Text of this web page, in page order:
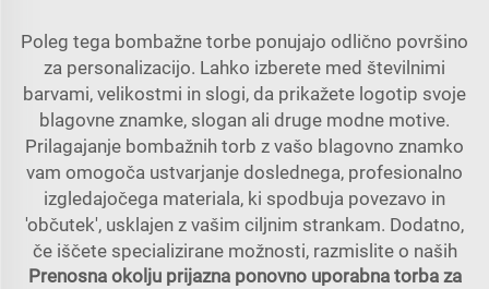
Poleg tega bombažne torbe ponujajo odlično površino
za personalizacijo. Lahko izberete med številnimi
barvami, velikostmi in slogi, da prikažete logotip svoje
blagovne znamke, slogan ali druge modne motive.
Prilagajanje bombažnih torb z vašo blagovno znamko
vam omogoča ustvarjanje doslednega, profesionalno
izgledajočega materiala, ki spodbuja povezavo in
'občutek', usklajen z vašim ciljnim strankam. Dodatno,
če iščete specializirane možnosti, razmislite o naših
Prenosna okolju prijazna ponovno uporabna torba za